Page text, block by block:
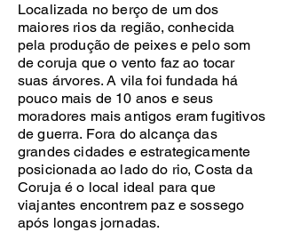
Localizada no berço de um dos
maiores rios da região, conhecida
pela produção de peixes e pelo som
de coruja que o vento faz ao tocar
suas árvores. A vila foi fundada há
pouco mais de 10 anos e seus
moradores mais antigos eram fugitivos
de guerra. Fora do alcança das
grandes cidades e estrategicamente
posicionada ao lado do rio, Costa da
Coruja é o local ideal para que
viajantes encontrem paz e sossego
após longas jornadas.